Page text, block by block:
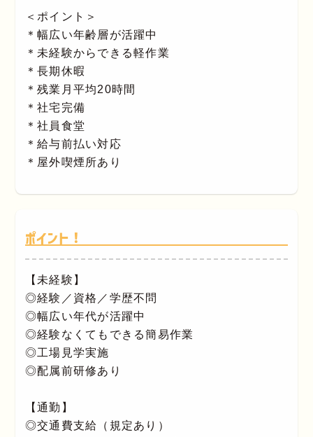
＜ポイント＞
＊幅広い年齢層が活躍中
＊未経験からできる軽作業
＊長期休暇
＊残業月平均20時間
＊社宅完備
＊社員食堂
＊給与前払い対応
＊屋外喫煙所あり
ポイント！
【未経験】
◎経験／資格／学歴不問
◎幅広い年代が活躍中
◎経験なくてもできる簡易作業
◎工場見学実施
◎配属前研修あり
【通勤】
◎交通費支給（規定あり）